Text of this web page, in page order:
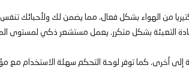
من الهواء بشكل فعال، مما يضمن لك ولأحبائك
دون الحاجة إلى إعادة التعبئة بشكل متكرر. يعمل مستشعر ذكي
إلى أخرى. كما توفر لوحة التحكم سهلة الاستخدام مع